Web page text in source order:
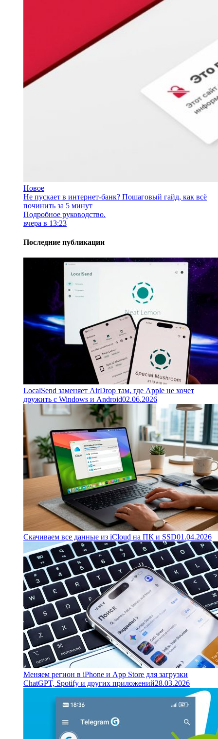
Новое
Не пускает в интернет-банк? Пошаговый гайд, как всё
починить за 5 минут
Подробное руководство.
вчера в 13:23
Последние публикации
LocalSend заменяет AirDrop там, где Apple не хочет
дружить с Windows и Android02.06.2026
Скачиваем все данные из iCloud на ПК и SSD01.04.2026
Меняем регион в iPhone и App Store для загрузки
ChatGPT, Spotify и других приложений28.03.2026